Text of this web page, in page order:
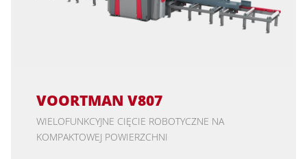
VOORTMAN V807
WIELOFUNKCYJNE CIĘCIE ROBOTYCZNE NA
KOMPAKTOWEJ POWIERZCHNI